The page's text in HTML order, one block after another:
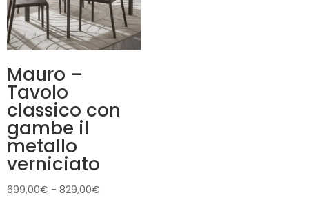
Mauro –
Tavolo
classico con
gambe il
metallo
verniciato
699,00€ - 829,00€